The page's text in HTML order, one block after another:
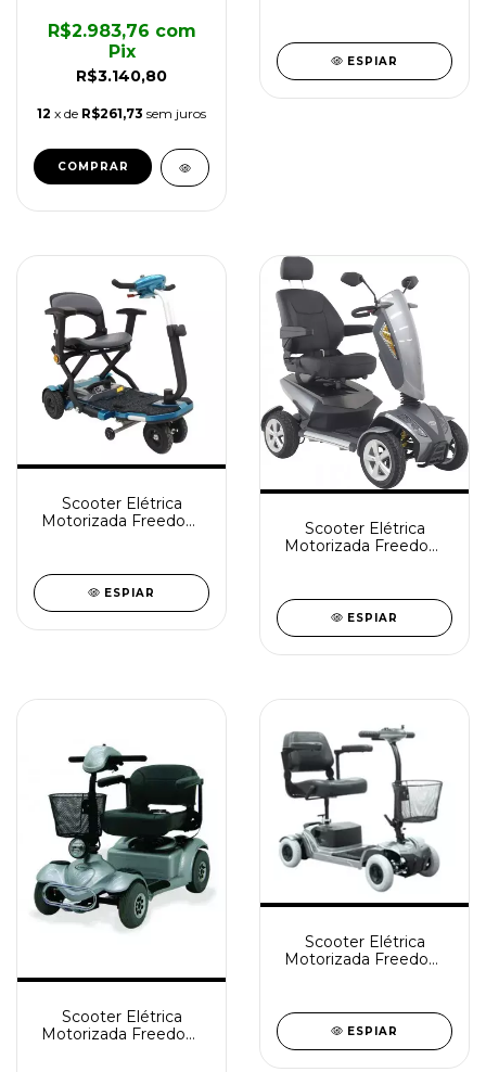
R$3.140,80
R$2.983,76 com
Pix
12 x de R$261,73 sem juros
ESPIAR
Scooter Elétrica
Motorizada Freedom
ESPIAR
Scooter Elétrica
Motorizada Freedom
ESPIAR
Scooter Elétrica
Motorizada Freedom
Scooter Elétrica
Motorizada Freedom
ESPIAR